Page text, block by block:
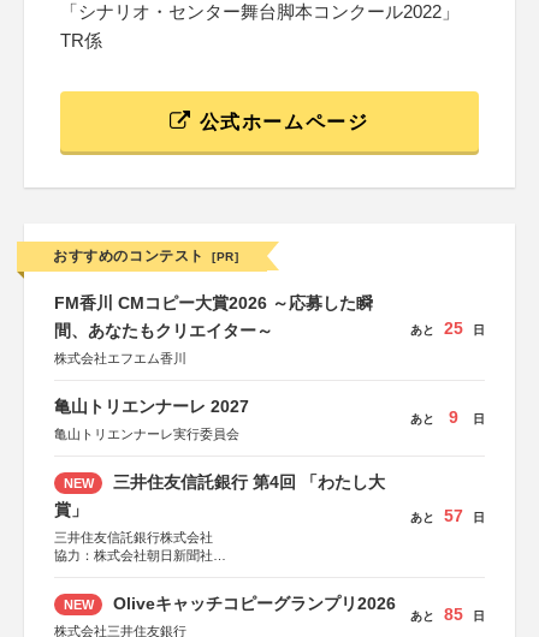
「シナリオ・センター舞台脚本コンクール2022」
TR係
公式ホームページ
おすすめのコンテスト [PR]
FM香川 CMコピー大賞2026 ～応募した瞬
間、あなたもクリエイター～
株式会社エフエム香川
あと 25 日
亀山トリエンナーレ 2027
亀山トリエンナーレ実行委員会
あと 9 日
NEW
三井住友信託銀行 第4回 「わたし大
賞」
三井住友信託銀行株式会社
協力：株式会社朝日新聞社
あと 57 日
NEW Oliveキャッチコピーグランプリ2026
株式会社三井住友銀行
あと 85 日